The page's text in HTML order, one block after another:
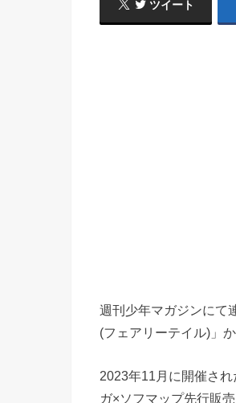
ツイート
週刊少年マガジンにて
(フェアリーテイル)」
2023年11月に開催さ
ガ×ソフマップ先行販